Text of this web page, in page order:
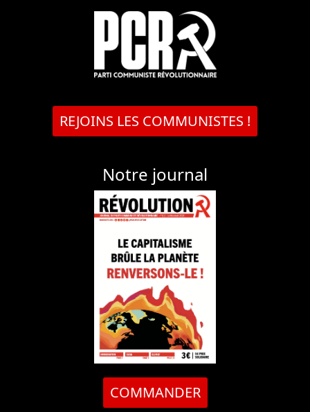
REJOINS LES COMMUNISTES !
Notre journal
COMMANDER